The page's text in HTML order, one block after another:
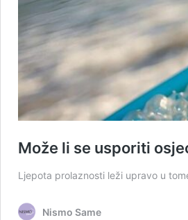
Može li se usporiti
Ljepota prolaznosti leži upravo u
Nismo Same